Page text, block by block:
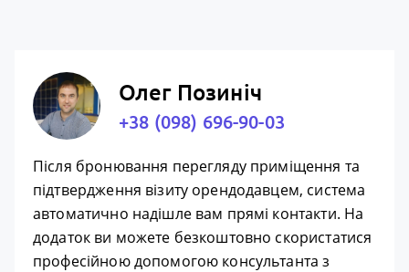
Олег Позиніч
+38 (098) 696-90-03
Після бронювання перегляду приміщення та
підтвердження візиту орендодавцем, система
автоматично надішле вам прямі контакти. На
додаток ви можете безкоштовно скористатися
професійною допомогою консультанта з